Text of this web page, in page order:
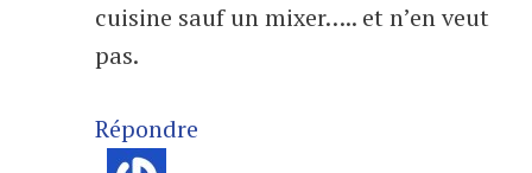
cuisine sauf un mixer….. et n’en veut
pas.
Répondre